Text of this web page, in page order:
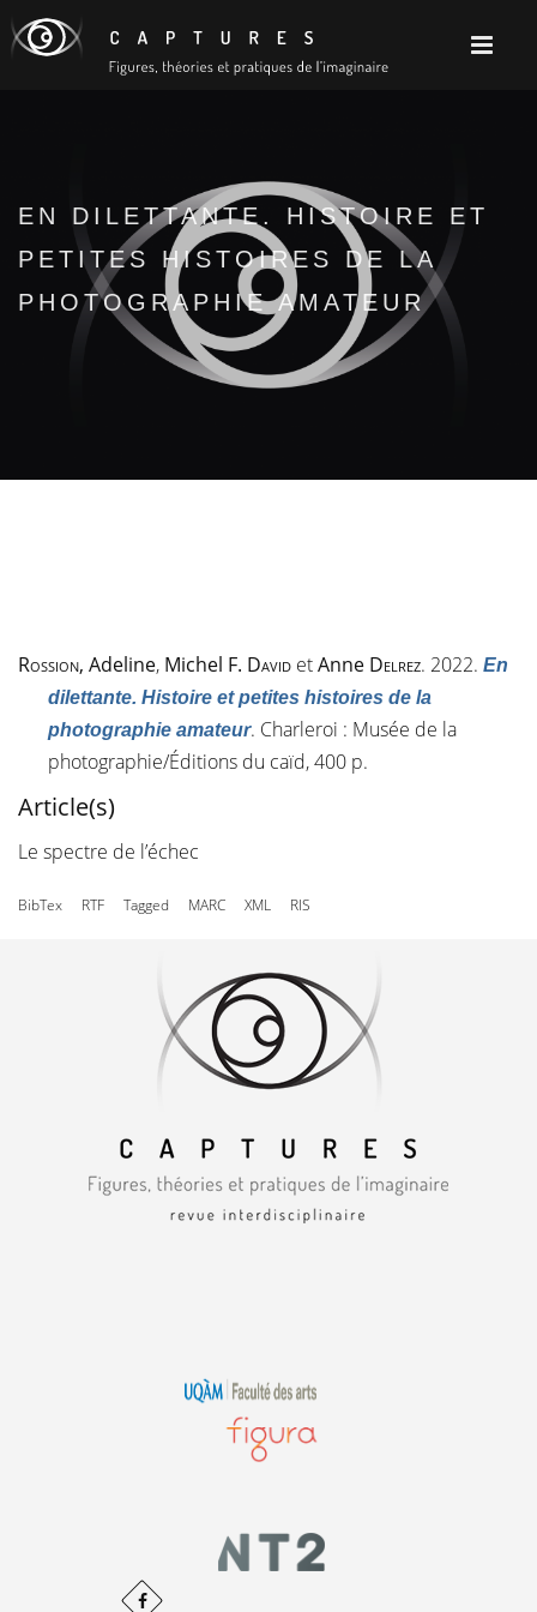
EN DILETTANTE. HISTOIRE ET
PETITES HISTOIRES DE LA
PHOTOGRAPHIE AMATEUR
Rossion, Adeline, Michel F. David etAnne Delrez. 2022. En
dilettante. Histoire et petites histoires de la
photographie amateur. Charleroi : Musée de la
photographie/Éditions du caïd, 400 p.
Article(s)
Le spectre de l’échec
BibTex RTF Tagged MARC XML RIS